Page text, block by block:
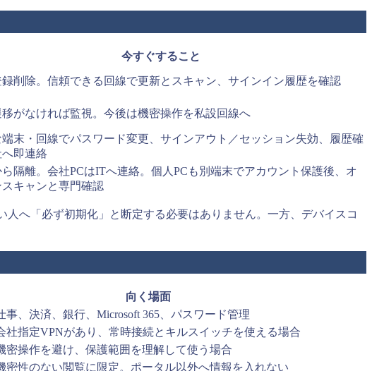
今すぐすること
削除。信頼できる回線で更新とスキャン、サインイン履歴を確認
がなければ監視。今後は機密操作を私設回線へ
端末・回線でパスワード変更、サインアウト／セッション失効、履歴確
即連絡
隔離。会社PCはITへ連絡。個人PCも別端末でアカウント保護後、オ
キャンと専門確認
人へ「必ず初期化」と断定する必要はありません。一方、デバイスコ
向く場面
事、決済、銀行、Microsoft 365、パスワード管理
社指定VPNがあり、常時接続とキルスイッチを使える場合
密操作を避け、保護範囲を理解して使う場合
密性のない閲覧に限定。ポータル以外へ情報を入れない